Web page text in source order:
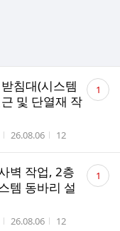
침대(시스템
및 단열재 작
작성시간
26.08.06 조회수
12
댓
글 1
벽 작업, 2층
템 동바리 설
작성시간
26.08.06 조회수
12
댓
글 1